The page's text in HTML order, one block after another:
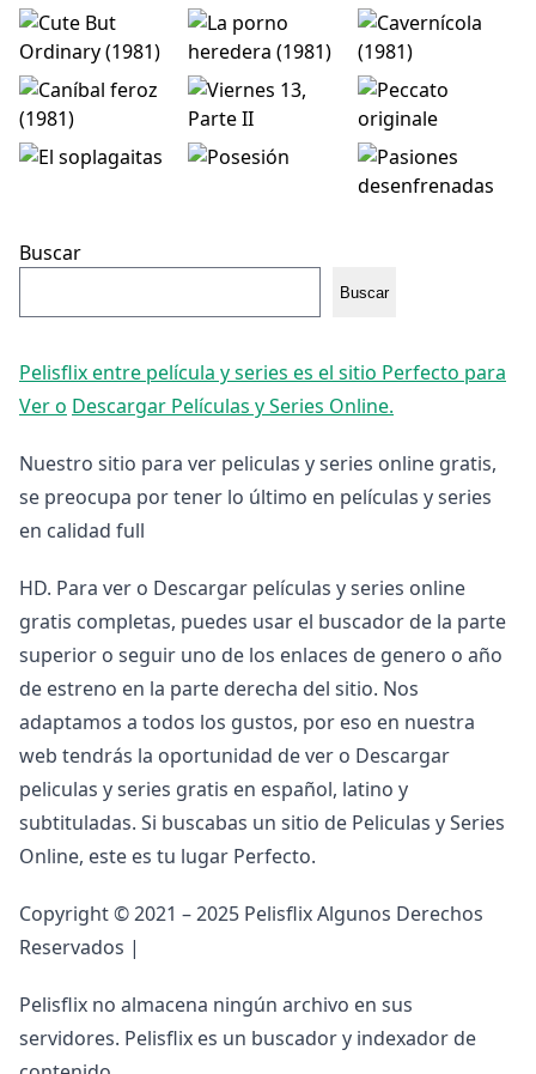
Buscar
Buscar
Pelisflix entre película y series es el sitio Perfecto para
Ver o Descargar Películas y Series Online.
Nuestro sitio para ver peliculas y series online gratis,
se preocupa por tener lo último en películas y series
en calidad full
HD. Para ver o Descargar películas y series online
gratis completas, puedes usar el buscador de la parte
superior o seguir uno de los enlaces de genero o año
de estreno en la parte derecha del sitio. Nos
adaptamos a todos los gustos, por eso en nuestra
web tendrás la oportunidad de ver o Descargar
peliculas y series gratis en español, latino y
subtituladas. Si buscabas un sitio de Peliculas y Series
Online, este es tu lugar Perfecto.
Copyright © 2021 – 2025 Pelisflix Algunos Derechos
Reservados |
Pelisflix no almacena ningún archivo en sus
servidores. Pelisflix es un buscador y indexador de